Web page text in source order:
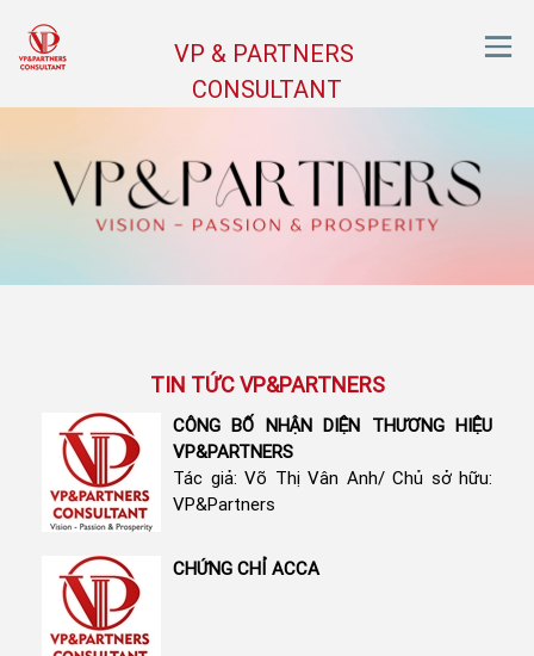
VP & PARTNERS
CONSULTANT
TIN TỨC VP&PARTNERS
CÔNG BỐ NHẬN DIỆN THƯƠNG HIỆU
VP&PARTNERS
Tác giả: Võ Thị Vân Anh/ Chủ sở hữu:
VP&Partners
CHỨNG CHỈ ACCA